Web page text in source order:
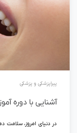
پیراپزشکی و پزشکی
آشنایی با دوره
در دنیای امروز، سلامت